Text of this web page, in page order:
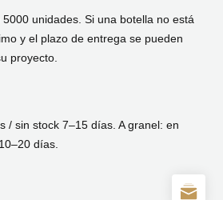
unidades. Si una botella no está
y el plazo de entrega se pueden
proyecto.
/ sin stock 7–15 días. A granel: en
días.